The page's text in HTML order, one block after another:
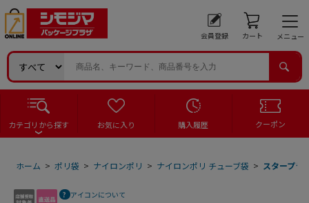
会員登録 カート メニュー
カテゴリから探す お気に入り 購入履歴 クーポン
ホーム > ポリ袋 > ナイロンポリ > ナイロンポリ チューブ袋 > スタープラ
アイコンについて